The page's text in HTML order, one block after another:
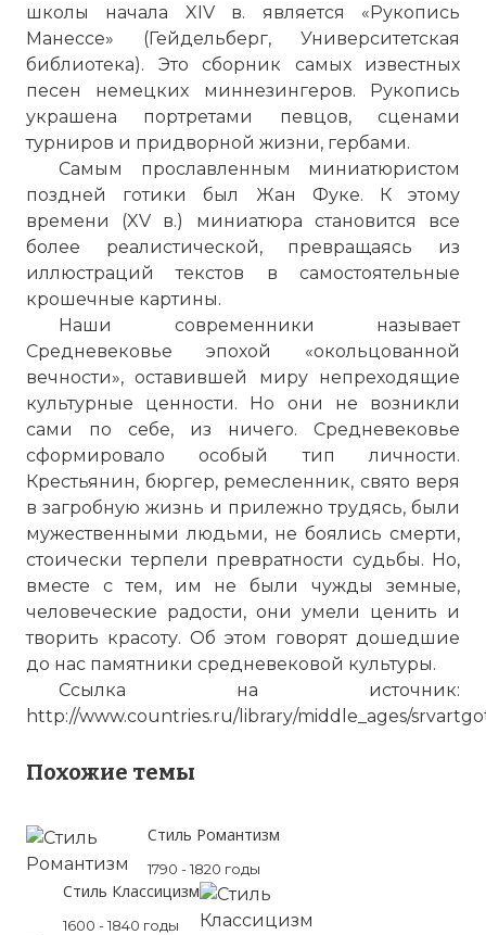
школы начала XIV в. является «Рукопись
Манессе» (Гейдельберг, Университетская
библиотека). Это сборник самых известных
песен немецких миннезингеров. Рукопись
украшена портретами певцов, сценами
турниров и придворной жизни, гербами.
Самым прославленным миниатюристом
поздней готики был Жан Фуке. К этому
времени (XV в.) миниатюра становится все
более реалистической, превращаясь из
иллюстраций текстов в самостоятельные
крошечные картины.
Наши современники называет
Средневековье эпохой «окольцованной
вечности», оставившей миру непреходящие
культурные ценности. Но они не возникли
сами по себе, из ничего. Средневековье
сформировало особый тип личности.
Крестьянин, бюргер, ремесленник, свято веря
в загробную жизнь и прилежно трудясь, были
мужественными людьми, не боялись смерти,
стоически терпели превратности судьбы. Но,
вместе с тем, им не были чужды земные,
человеческие радости, они умели ценить и
творить красоту. Об этом говорят дошедшие
до нас памятники средневековой культуры.
Ссылка на источник:
http://www.countries.ru/library/middle_ages/
Похожие темы
Стиль Романтизм
1790 - 1820 годы
Стиль Классицизм
1600 - 1840 годы